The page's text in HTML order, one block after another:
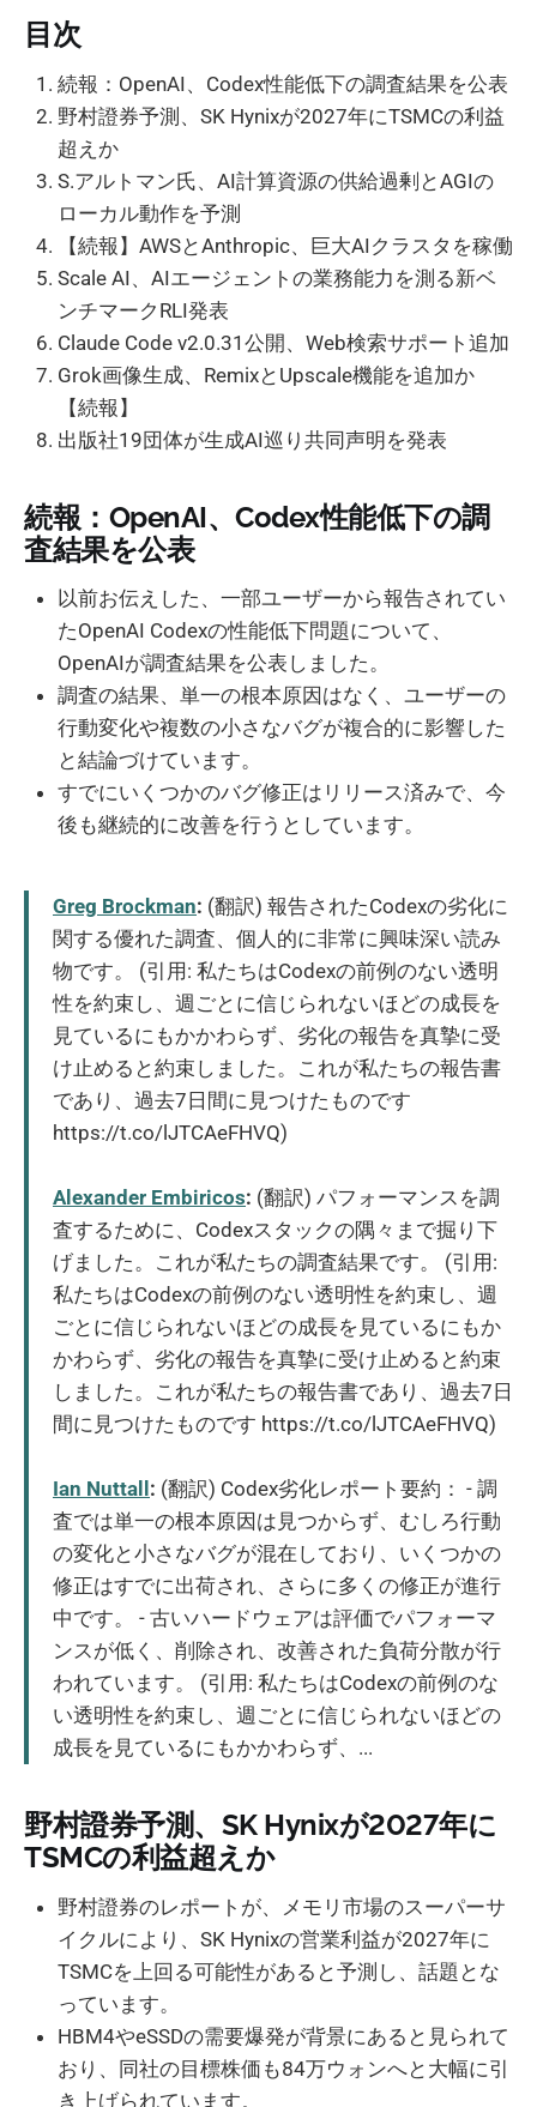
目次
続報：OpenAI、Codex性能低下の調査結果を公表
野村證券予測、SK Hynixが2027年にTSMCの利益
超えか
S.アルトマン氏、AI計算資源の供給過剰とAGIの
ローカル動作を予測
【続報】AWSとAnthropic、巨大AIクラスタを稼働
Scale AI、AIエージェントの業務能力を測る新ベ
ンチマークRLI発表
Claude Code v2.0.31公開、Web検索サポート追加
Grok画像生成、RemixとUpscale機能を追加か
【続報】
出版社19団体が生成AI巡り共同声明を発表
続報：OpenAI、Codex性能低下の調
査結果を公表
以前お伝えした、一部ユーザーから報告されてい
たOpenAI Codexの性能低下問題について、
OpenAIが調査結果を公表しました。
調査の結果、単一の根本原因はなく、ユーザーの
行動変化や複数の小さなバグが複合的に影響した
と結論づけています。
すでにいくつかのバグ修正はリリース済みで、今
後も継続的に改善を行うとしています。
Greg Brockman: (翻訳) 報告されたCodexの劣化に
関する優れた調査、個人的に非常に興味深い読み
物です。 (引用: 私たちはCodexの前例のない透明
性を約束し、週ごとに信じられないほどの成長を
見ているにもかかわらず、劣化の報告を真摯に受
け止めると約束しました。これが私たちの報告書
であり、過去7日間に見つけたものです
https://t.co/lJTCAeFHVQ)
Alexander Embiricos: (翻訳) パフォーマンスを調
査するために、Codexスタックの隅々まで掘り下
げました。これが私たちの調査結果です。 (引用:
私たちはCodexの前例のない透明性を約束し、週
ごとに信じられないほどの成長を見ているにもか
かわらず、劣化の報告を真摯に受け止めると約束
しました。これが私たちの報告書であり、過去7日
間に見つけたものです https://t.co/lJTCAeFHVQ)
Ian Nuttall : (翻訳) Codex劣化レポート要約： - 調
査では単一の根本原因は見つからず、むしろ行動
の変化と小さなバグが混在しており、いくつかの
修正はすでに出荷され、さらに多くの修正が進行
中です。 - 古いハードウェアは評価でパフォーマ
ンスが低く、削除され、改善された負荷分散が行
われています。 (引用: 私たちはCodexの前例のな
い透明性を約束し、週ごとに信じられないほどの
成長を見ているにもかかわらず、...
野村證券予測、SK Hynixが2027年に
TSMCの利益超えか
野村證券のレポートが、メモリ市場のスーパーサ
イクルにより、SK Hynixの営業利益が2027年に
TSMCを上回る可能性があると予測し、話題とな
っています。
HBM4やeSSDの需要爆発が背景にあると見られて
おり、同社の目標株価も84万ウォンへと大幅に引
き上げられています。